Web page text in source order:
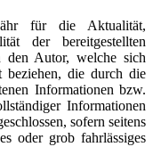
für die Aktualität,
der bereitgestellten
den Autor, welche sich
beziehen, die durch die
Informationen bzw.
Informationen
sofern seitens
oder grob fahrlässiges